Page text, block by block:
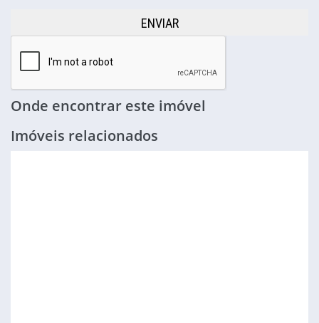
ENVIAR
Onde encontrar este imóvel
Imóveis relacionados